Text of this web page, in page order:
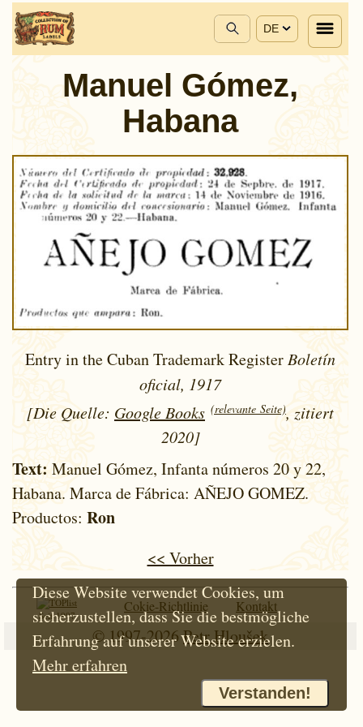
DE
Manuel Gómez,
Habana
Entry in the Cuban Trademark Register Boletín
oficial, 1917
[Die Quelle: Google Books (relevante Seite), zitiert
2020]
Text: Manuel Gómez, Infanta números 20 y 22,
Habana. Marca de Fábrica: AÑEJO GOMEZ.
Productos: Ron
<< Vorher
Seit 1997
Cokie-Richtlinie Kontakt
© 1997-2026 Petr Hloušek
Diese Website verwendet Cookies, um
sicherzustellen, dass Sie die bestmögliche
Erfahrung auf unserer Website erzielen.
Mehr erfahren
Verstanden!